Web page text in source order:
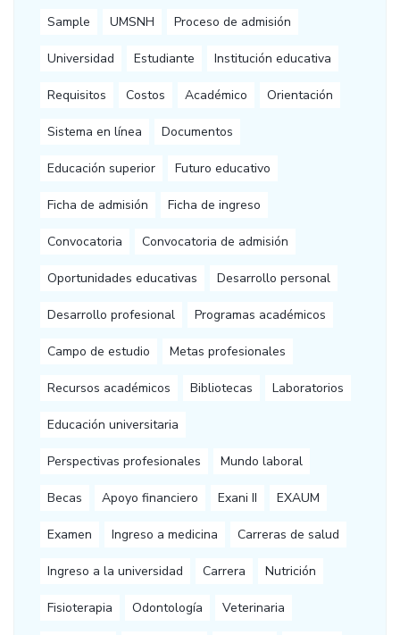
Sample UMSNH Proceso de admisión
Universidad Estudiante Institución educativa
Requisitos Costos Académico Orientación
Sistema en línea Documentos
Educación superior Futuro educativo
Ficha de admisión Ficha de ingreso
Convocatoria Convocatoria de admisión
Oportunidades educativas Desarrollo personal
Desarrollo profesional Programas académicos
Campo de estudio Metas profesionales
Recursos académicos Bibliotecas Laboratorios
Educación universitaria
Perspectivas profesionales Mundo laboral
Becas Apoyo financiero Exani II EXAUM
Examen Ingreso a medicina Carreras de salud
Ingreso a la universidad Carrera Nutrición
Fisioterapia Odontología Veterinaria